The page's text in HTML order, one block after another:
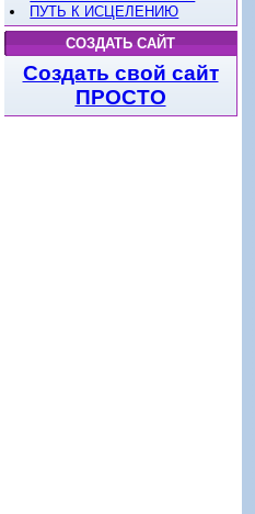
ПУТЬ К ИСЦЕЛЕНИЮ
СОЗДАТЬ САЙТ
Создать свой сайт
ПРОСТО